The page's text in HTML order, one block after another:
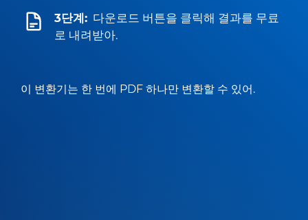
3단계: 다운로드 버튼을 클릭해 결과를 무료
로 내려받아.
이 변환기는 한 번에 PDF 하나만 변환할 수 있어.